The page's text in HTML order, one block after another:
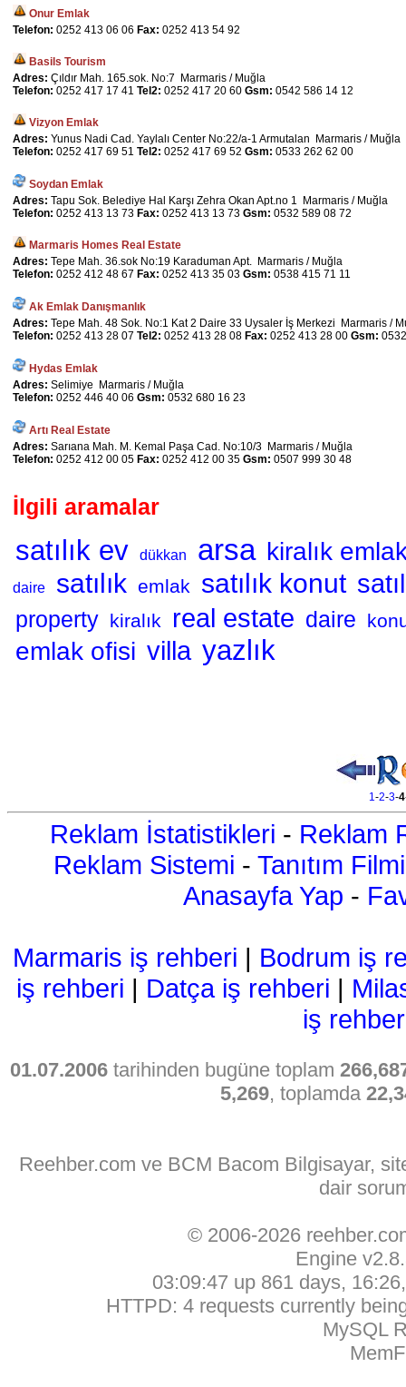
Onur Emlak
Telefon: 0252 413 06 06 Fax: 0252 413 54 92
Basils Tourism
Adres: Çıldır Mah. 165.sok. No:7 Marmaris / Muğla
Telefon: 0252 417 17 41 Tel2: 0252 417 20 60 Gsm: 0542 586 14 12
Vizyon Emlak
Adres: Yunus Nadi Cad. Yaylalı Center No:22/a-1 Armutalan Marmaris / Muğla
Telefon: 0252 417 69 51 Tel2: 0252 417 69 52 Gsm: 0533 262 62 00
Soydan Emlak
Adres: Tapu Sok. Belediye Hal Karşı Zehra Okan Apt.no 1 Marmaris / Muğla
Telefon: 0252 413 13 73 Fax: 0252 413 13 73 Gsm: 0532 589 08 72
Marmaris Homes Real Estate
Adres: Tepe Mah. 36.sok No:19 Karaduman Apt. Marmaris / Muğla
Telefon: 0252 412 48 67 Fax: 0252 413 35 03 Gsm: 0538 415 71 11
Ak Emlak Danışmanlık
Adres: Tepe Mah. 48 Sok. No:1 Kat 2 Daire 33 Uysaler İş Merkezi Marmaris /
Telefon: 0252 413 28 07 Tel2: 0252 413 28 08 Fax: 0252 413 28 00 Gsm:
Hydas Emlak
Adres: Selimiye Marmaris / Muğla
Telefon: 0252 446 40 06 Gsm: 0532 680 16 23
Artı Real Estate
Adres: Sarıana Mah. M. Kemal Paşa Cad. No:10/3 Marmaris / Muğla
Telefon: 0252 412 00 05 Fax: 0252 412 00 35 Gsm: 0507 999 30 48
İlgili aramalar
satılık ev dükkan arsa kiralık
daire satılık emlak satılık konut
property kiralık real estate daire
emlak ofisi villa yazlık
1-2-3-4
Reklam İstatistikleri - Reklam
Reklam Sistemi - Tanıtım Filmi
Anasayfa Yap -
Marmaris iş rehberi | Bodrum iş
iş rehberi | Datça iş rehberi |
iş
01.07.2006 tarihinden bugüne toplam
5,269, toplamda
Reehber.com ve BCM Bacom Bilgisayar,
dair
© 2006-2026
Engine
03:09:47 up 861 days,
HTTPD: 4 requests currently
MySQL